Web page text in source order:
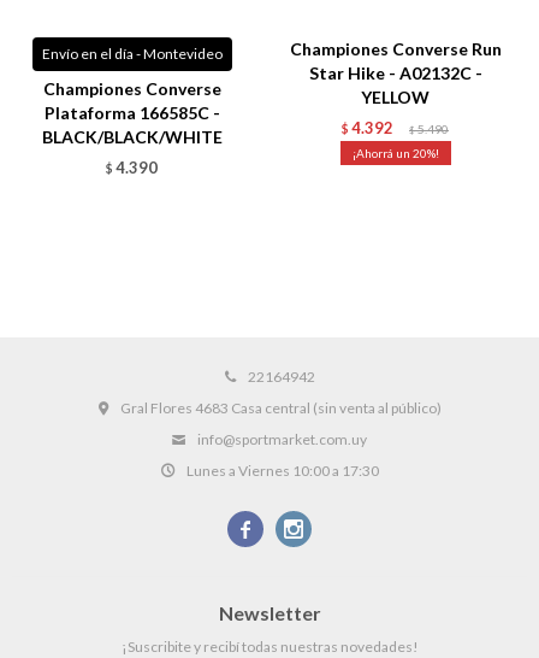
Envío en el día - Montevideo
Championes Converse
Plataforma 166585C -
BLACK/BLACK/WHITE
$ 4.390
Championes Converse Run
Star Hike - A02132C -
YELLOW
$ 4.392 $ 5.490
20
22164942
Gral Flores 4683 Casa central (sin venta al público)
info@sportmarket.com.uy
Lunes a Viernes 10:00 a 17:30
 
Newsletter
¡Suscribite y recibí todas nuestras novedades!